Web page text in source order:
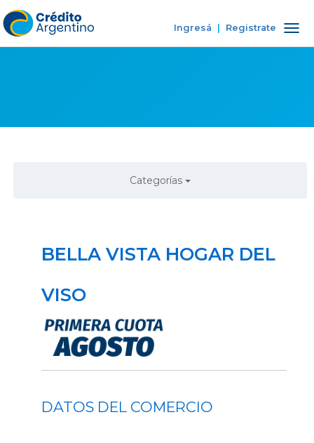
Ingresá Registrate
Categorías
BELLA VISTA HOGAR DEL
VISO
DATOS DEL COMERCIO